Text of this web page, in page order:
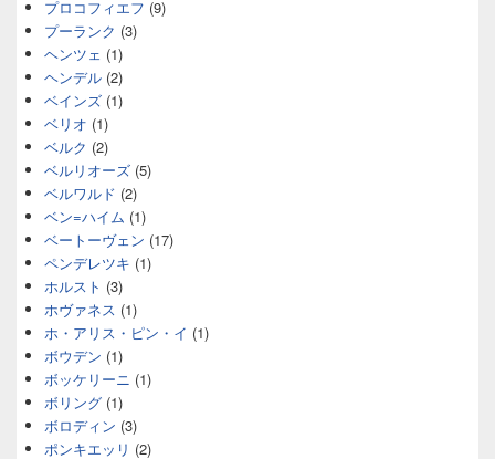
プロコフィエフ (9)
プーランク (3)
ヘンツェ (1)
ヘンデル (2)
ベインズ (1)
ベリオ (1)
ベルク (2)
ベルリオーズ (5)
ベルワルド (2)
ベン=ハイム (1)
ベートーヴェン (17)
ペンデレツキ (1)
ホルスト (3)
ホヴァネス (1)
ホ・アリス・ピン・イ (1)
ボウデン (1)
ボッケリーニ (1)
ボリング (1)
ボロディン (3)
ポンキエッリ (2)